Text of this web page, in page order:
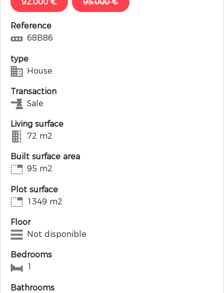
Reference
68B86
type
House
Transaction
Sale
Living surface
72 m2
Built surface area
95 m2
Plot surface
1349 m2
Floor
Not disponible
Bedrooms
1
Bathrooms